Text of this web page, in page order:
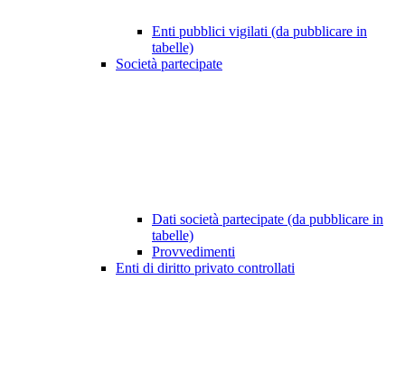
Enti pubblici vigilati (da pubblicare in
tabelle)
Società partecipate
Dati società partecipate (da pubblicare in
tabelle)
Provvedimenti
Enti di diritto privato controllati